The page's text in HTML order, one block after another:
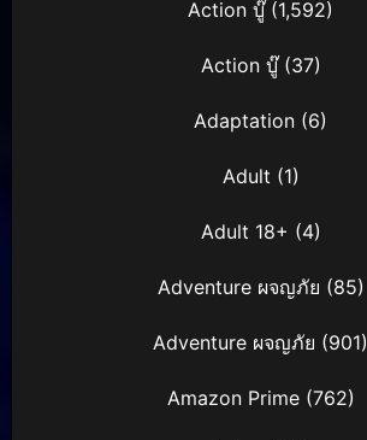
Action บู๊(1,592)
Action บู๊(37)
Adaptation (6)
Adult (1)
Adult 18+ (4)
Adventure ผจญภัย (85)
Adventure ผจญภัย (901)
Amazon Prime(762)